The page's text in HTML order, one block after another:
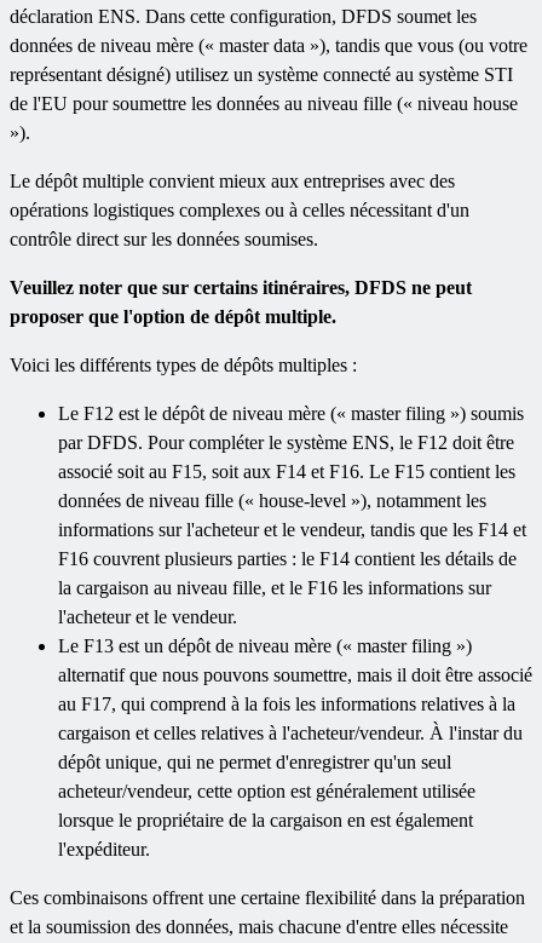
déclaration ENS. Dans cette configuration, DFDS soumet les
données de niveau mère (« master data »), tandis que vous (ou votre
représentant désigné) utilisez un système connecté au système STI
de l'EU pour soumettre les données au niveau fille (« niveau house
»).
Le dépôt multiple convient mieux aux entreprises avec des
opérations logistiques complexes ou à celles nécessitant d'un
contrôle direct sur les données soumises.
Veuillez noter que sur certains itinéraires, DFDS ne peut
proposer que l'option de dépôt multiple.
Voici les différents types de dépôts multiples :
Le F12 est le dépôt de niveau mère (« master filing ») soumis
par DFDS. Pour compléter le système ENS, le F12 doit être
associé soit au F15, soit aux F14 et F16. Le F15 contient les
données de niveau fille (« house-level »), notamment les
informations sur l'acheteur et le vendeur, tandis que les F14 et
F16 couvrent plusieurs parties : le F14 contient les détails de
la cargaison au niveau fille, et le F16 les informations sur
l'acheteur et le vendeur.
Le F13 est un dépôt de niveau mère (« master filing »)
alternatif que nous pouvons soumettre, mais il doit être associé
au F17, qui comprend à la fois les informations relatives à la
cargaison et celles relatives à l'acheteur/vendeur. À l'instar du
dépôt unique, qui ne permet d'enregistrer qu'un seul
acheteur/vendeur, cette option est généralement utilisée
lorsque le propriétaire de la cargaison en est également
l'expéditeur.
Ces combinaisons offrent une certaine flexibilité dans la préparation
et la soumission des données, mais chacune d'entre elles nécessite